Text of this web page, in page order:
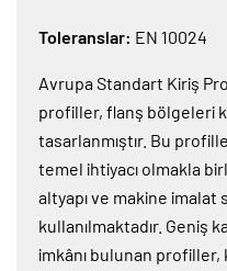
Toleranslar: EN 10024
Avrupa Standart Kiriş
profiller, flanş bölgeleri
tasarlanmıştır. Bu
temel ihtiyacı olmakla
altyapı ve makine imalat
kullanılmaktadır. Geniş
imkânı bulunan profiller,